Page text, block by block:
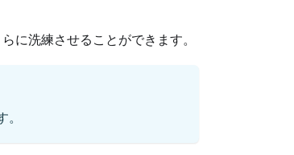
に洗練させることができます。